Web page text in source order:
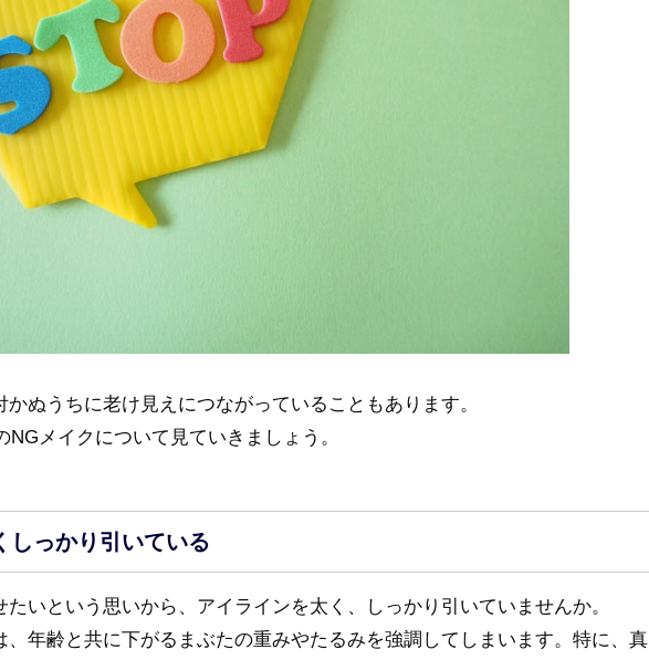
ぬうちに老け見えにつながっていることもあります。
NGメイクについて見ていきましょう。
しっかり引いている
いという思いから、アイラインを太く、しっかり引いていませんか。
、年齢と共に下がるまぶたの重みやたるみを強調してしまいます。特に、真